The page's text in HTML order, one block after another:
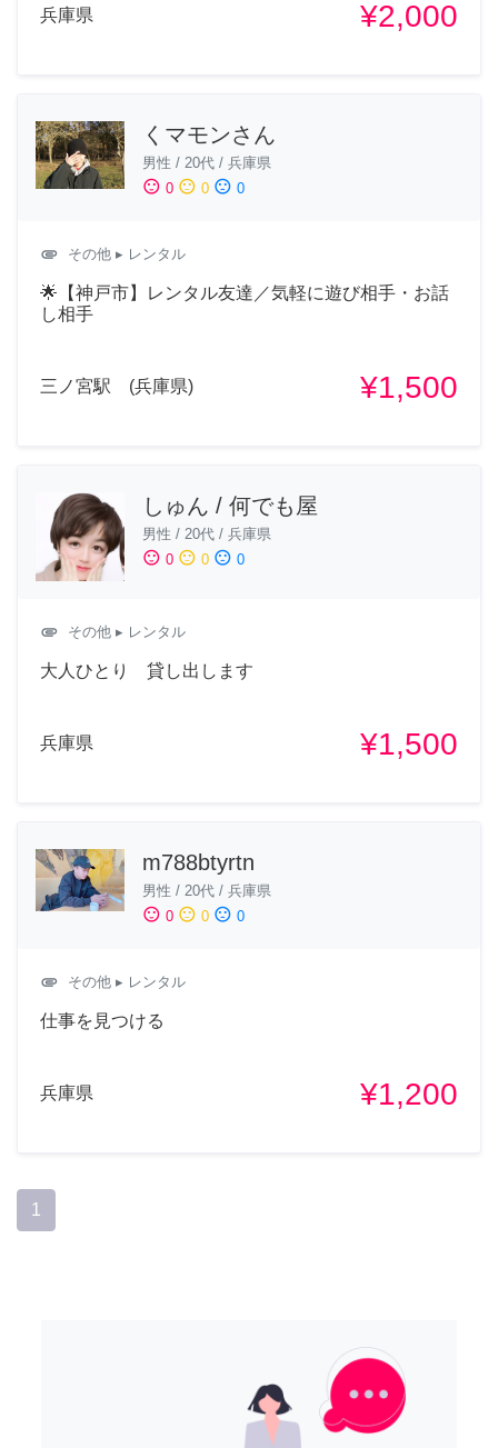
兵庫県 ¥2,000
くマモンさん
男性 / 20代 / 兵庫県
sentiment_satisfied 0 sentiment_neutral 0 sentiment_dissatisfied 0
attachment その他 ▸ レンタル
🌟【神戸市】レンタル友達／気軽に遊び相手・お話
し相手
三ノ宮駅 (兵庫県) ¥1,500
しゅん / 何でも屋
男性 / 20代 / 兵庫県
sentiment_satisfied 0 sentiment_neutral 0 sentiment_dissatisfied 0
attachment その他 ▸ レンタル
大人ひとり 貸し出します
兵庫県 ¥1,500
m788btyrtn
男性 / 20代 / 兵庫県
sentiment_satisfied 0 sentiment_neutral 0 sentiment_dissatisfied 0
attachment その他 ▸ レンタル
仕事を見つける
兵庫県 ¥1,200
1